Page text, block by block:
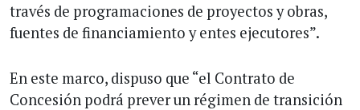
través de programaciones de proyectos y obras,
fuentes de financiamiento y entes ejecutores”.
En este marco, dispuso que “el Contrato de
Concesión podrá prever un régimen de transición